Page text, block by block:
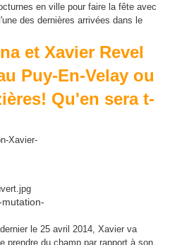
en ville pour faire la fête avec
des dernières arrivées dans le
et Xavier Revel
Puy-En-Velay ou
Qu'en sera t-
er le 25 avril 2014, Xavier va
prendre du champ par rapport à son